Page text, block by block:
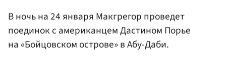
В ночь на 24 января Макгрегор проведет
поединок с американцем Дастином Порье
на «Бойцовском острове» в Абу-Даби.